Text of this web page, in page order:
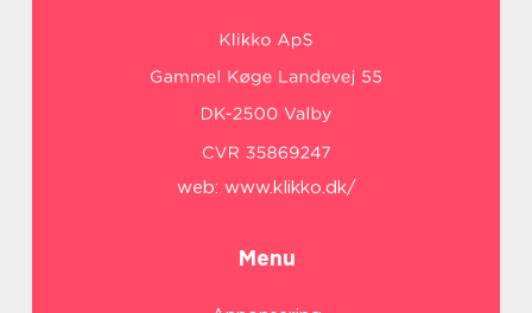
web: www.klikko.dk/
Menu